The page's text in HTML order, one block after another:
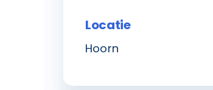
Locatie
Hoorn